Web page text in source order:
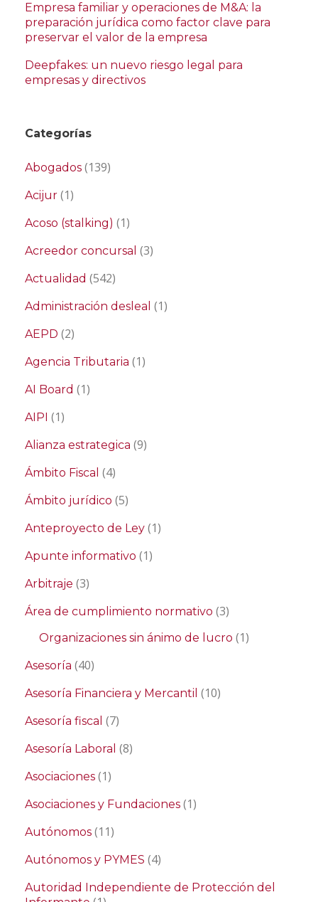
Empresa familiar y operaciones de M&A: la
preparación jurídica como factor clave para
preservar el valor de la empresa
Deepfakes: un nuevo riesgo legal para
empresas y directivos
Categorías
Abogados (139)
Acijur (1)
Acoso (stalking) (1)
Acreedor concursal (3)
Actualidad (542)
Administración desleal (1)
AEPD (2)
Agencia Tributaria (1)
AI Board (1)
AIPI (1)
Alianza estrategica (9)
Ámbito Fiscal (4)
Ámbito jurídico (5)
Anteproyecto de Ley (1)
Apunte informativo (1)
Arbitraje (3)
Área de cumplimiento normativo (3)
Organizaciones sin ánimo de lucro (1)
Asesoría (40)
Asesoría Financiera y Mercantil (10)
Asesoría fiscal (7)
Asesoría Laboral (8)
Asociaciones (1)
Asociaciones y Fundaciones (1)
Autónomos (11)
Autónomos y PYMES (4)
Autoridad Independiente de Protección del